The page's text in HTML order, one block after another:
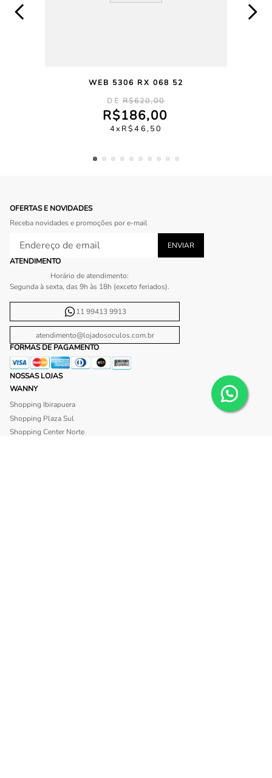
WEB 5306 RX 068 52
R$620,00
R$186,00
4 R$46,50
OFERTAS E NOVIDADES
Receba novidades e promoções por e-mail
ATENDIMENTO
Horário de atendimento:
Segunda à sexta, das 9h às 18h (exceto feriados).
11 99413 9913
atendimento@lojadosoculos.com.br
FORMAS DE PAGAMENTO
NOSSAS LOJAS
WANNY
Shopping Ibirapuera
Shopping Plaza Sul
Shopping Center Norte